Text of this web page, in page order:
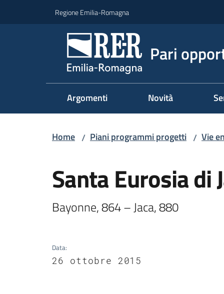
Regione Emilia-Romagna
Pari
Argomenti Novità
Home / Piani programmi progetti / Vie
Santa Eurosia di
Bayonne, 864 – Jaca, 880
Data:
26 ottobre 2015